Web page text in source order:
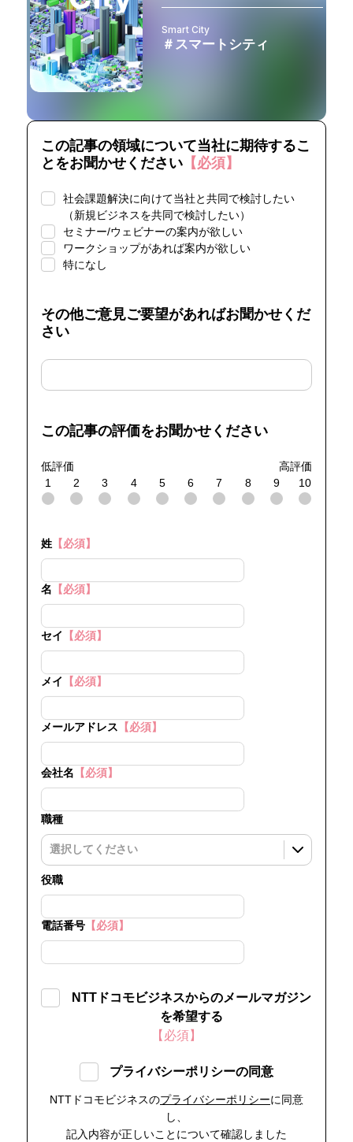
Smart City
＃スマートシティ
この記事の領域について当社に期待するこ
とをお聞かせください【必須】
社会課題解決に向けて当社と共同で検討したい
（新規ビジネスを共同で検討したい）
セミナー/ウェビナーの案内が欲しい
ワークショップがあれば案内が欲しい
特になし
その他ご意見ご要望があればお聞かせくだ
さい
この記事の評価をお聞かせください
低評価
高評価
1
2 3 4 5 6 7 8 9 10
姓【必須】
名 【必須】
セイ 【必須】
メイ 【必須】
メールアドレス 【必須】
会社名 【必須】
職種
役職
電話番号【必須】
NTTドコモビジネスからのメールマガジン
を希望する
【必須】
プライバシーポリシーの同意
NTTドコモビジネスのプライバシーポリシーに同意
し、
記入内容が正しいことについて確認しました